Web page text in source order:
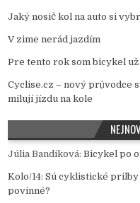
Jaký nosič kol na auto si
V zime nerád jazdím
Pre tento rok som bicykel už
Cyclise.cz – nový průvodce
milují jízdu na kole
Júlia Bandiková:Bicykel po
Kolo/14:Sú cyklistické prilby
povinné?